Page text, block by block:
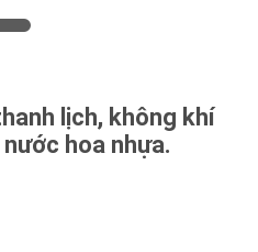
lịch, không khí
hoa nhựa.